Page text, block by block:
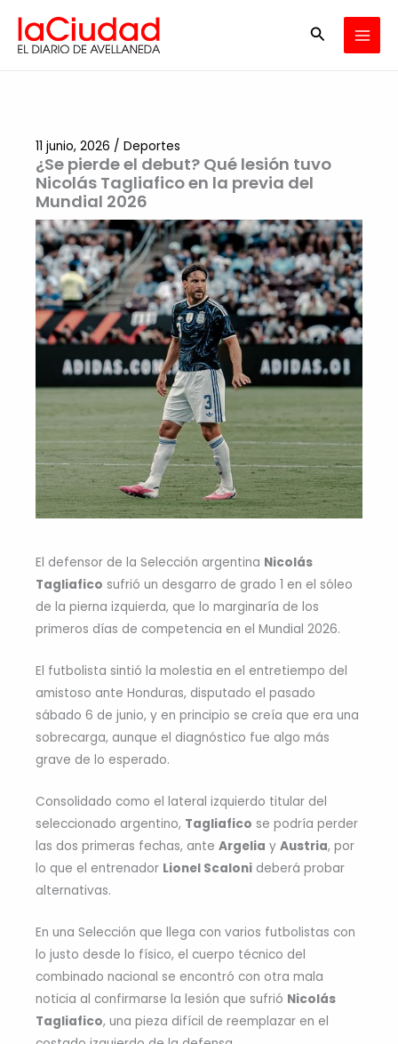
contenido
Buscar
¿Se pierde el debut? Qué lesión tuvo
Nicolás Tagliafico en la previa del
Mundial 2026
11 junio, 2026 / Deportes
El defensor de la Selección argentina Nicolás
Tagliafico sufrió un desgarro de grado 1 en el sóleo
de la pierna izquierda, que lo marginaría de los
primeros días de competencia en el Mundial 2026.
El futbolista sintió la molestia en el entretiempo del
amistoso ante Honduras, disputado el pasado
sábado 6 de junio, y en principio se creía que era una
sobrecarga, aunque el diagnóstico fue algo más
grave de lo esperado.
Consolidado como el lateral izquierdo titular del
seleccionado argentino, Tagliafico se podría perder
las dos primeras fechas, ante Argelia y Austria, por
lo que el entrenador Lionel Scaloni deberá probar
alternativas.
En una Selección que llega con varios futbolistas con
lo justo desde lo físico, el cuerpo técnico del
combinado nacional se encontró con otra mala
noticia al confirmarse la lesión que sufrió Nicolás
Tagliafico, una pieza difícil de reemplazar en el